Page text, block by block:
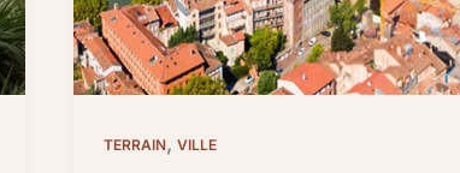
TERRAIN,VILLE